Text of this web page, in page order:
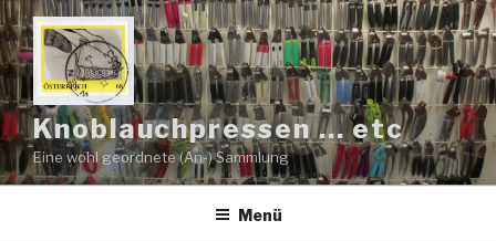
Zum
Inhalt
springen
Knoblauchpressen … etc
Eine wohl geordnete (An-) Sammlung
Menü